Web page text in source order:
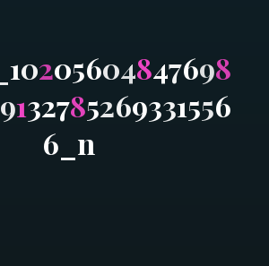
10205604847698
9132785269331556
6 n